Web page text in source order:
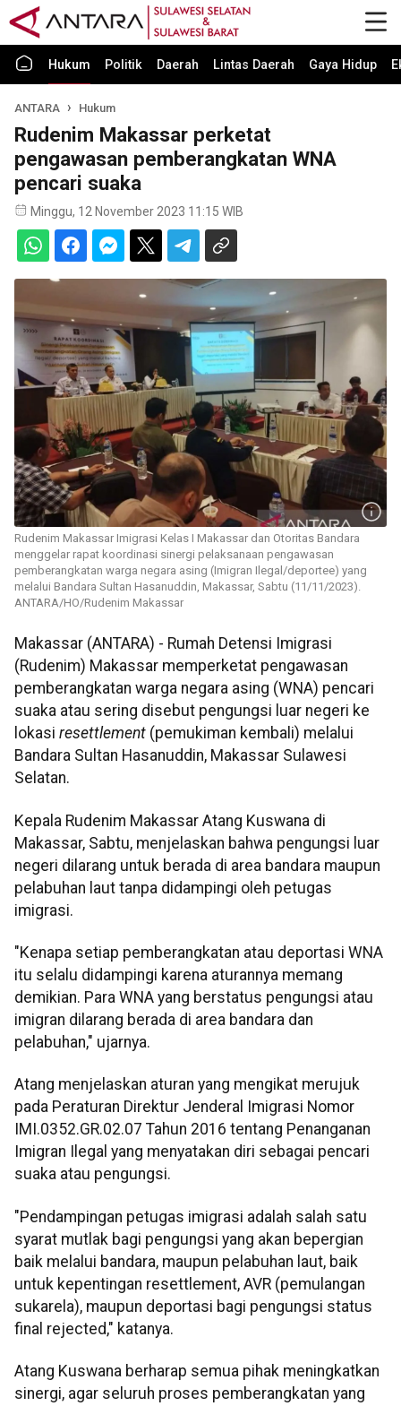
Hukum Politik Daerah Lintas Daerah Gaya Hidup
ANTARA Hukum
Rudenim Makassar perketat
pengawasan pemberangkatan WNA
pencari suaka
Minggu, 12 November 2023 11:15 WIB
Rudenim Makassar Imigrasi Kelas I Makassar dan Otoritas Bandara
menggelar rapat koordinasi sinergi pelaksanaan pengawasan
pemberangkatan warga negara asing (Imigran Ilegal/deportee) yang
melalui Bandara Sultan Hasanuddin, Makassar, Sabtu (11/11/2023).
ANTARA/HO/Rudenim Makassar
Makassar (ANTARA) - Rumah Detensi Imigrasi
(Rudenim) Makassar memperketat pengawasan
pemberangkatan warga negara asing (WNA) pencari
suaka atau sering disebut pengungsi luar negeri ke
lokasi resettlement (pemukiman kembali) melalui
Bandara Sultan Hasanuddin, Makassar Sulawesi
Selatan.
Kepala Rudenim Makassar Atang Kuswana di
Makassar, Sabtu, menjelaskan bahwa pengungsi luar
negeri dilarang untuk berada di area bandara maupun
pelabuhan laut tanpa didampingi oleh petugas
imigrasi.
"Kenapa setiap pemberangkatan atau deportasi WNA
itu selalu didampingi karena aturannya memang
demikian. Para WNA yang berstatus pengungsi atau
imigran dilarang berada di area bandara dan
pelabuhan," ujarnya.
Atang menjelaskan aturan yang mengikat merujuk
pada Peraturan Direktur Jenderal Imigrasi Nomor
IMI.0352.GR.02.07 Tahun 2016 tentang Penanganan
Imigran Ilegal yang menyatakan diri sebagai pencari
suaka atau pengungsi.
"Pendampingan petugas imigrasi adalah salah satu
syarat mutlak bagi pengungsi yang akan bepergian
baik melalui bandara, maupun pelabuhan laut, baik
untuk kepentingan resettlement, AVR (pemulangan
sukarela), maupun deportasi bagi pengungsi status
final rejected," katanya.
Atang Kuswana berharap semua pihak meningkatkan
sinergi, agar seluruh proses pemberangkatan yang